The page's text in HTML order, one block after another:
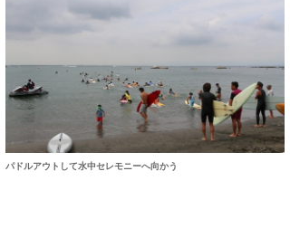
パドルアウトして水中セレモニーへ向かう